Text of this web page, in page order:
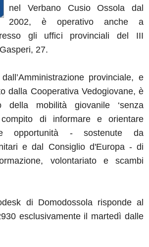
nel Verbano Cusio Ossola dal
2002, è operativo anche a
gli uffici provinciali del III
27.
provinciale, e
dalla Cooperativa Vedogiovane, è
della mobilità giovanile ‘senza
di informare e orientare
opportunità - sostenute da
e dal Consiglio d'Europa - di
volontariato e scambi
di Domodossola risponde al
esclusivamente il martedì dalle